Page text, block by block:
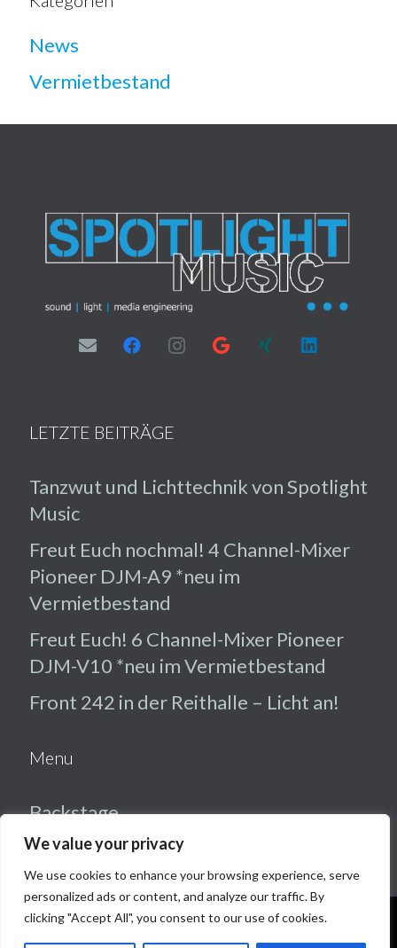
We value your privacy
We use cookies to enhance your browsing experience, serve
personalized ads or content, and analyze our traffic. By
clicking "Accept All", you consent to our use of cookies.
News
Vermietbestand
LETZTE BEITRÄGE
Tanzwut und Lichttechnik von Spotlight
Music
Freut Euch nochmal! 4 Channel-Mixer
Pioneer DJM-A9 *neu im
Vermietbestand
Freut Euch! 6 Channel-Mixer Pioneer
DJM-V10 *neu im Vermietbestand
Front 242 in der Reithalle – Licht an!
Menu
Backstage
Veranstaltungstechnik
Referenzen
Kontakt
Diese Website benutzt Cookies. Wenn Du die Website weiter